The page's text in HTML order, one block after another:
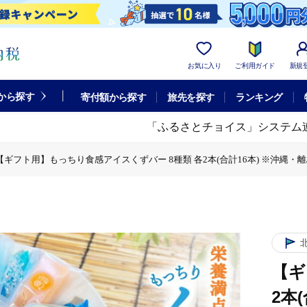
お気に入り ご利用ガイド 新規
ら探す 寄付額から探す 旅先を探す ランキング
「ふるさとチョイス」システム
【ギフト用】もっちり食感アイスくずバー 8種類 各2本(合計16本) ※沖縄・
【
2本